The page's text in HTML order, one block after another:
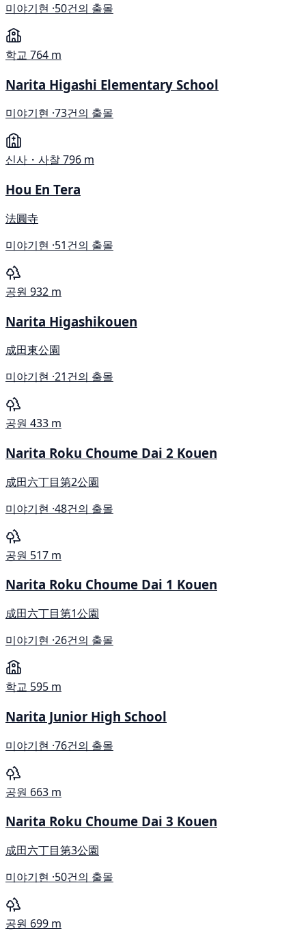
미야기현 ·50건의 출몰
학교 764 m
Narita Higashi Elementary School
미야기현 ·73건의 출몰
신사・사찰796 m
Hou En Tera
法圓寺
미야기현 ·51건의 출몰
공원 932 m
Narita Higashikouen
成田東公園
미야기현 ·21건의 출몰
공원 433 m
Narita Roku Choume Dai 2 Kouen
成田六丁目第2公園
미야기현 ·48건의 출몰
공원 517 m
Narita Roku Choume Dai 1 Kouen
成田六丁目第1公園
미야기현 ·26건의 출몰
학교 595 m
Narita Junior High School
미야기현 ·76건의 출몰
공원 663 m
Narita Roku Choume Dai 3 Kouen
成田六丁目第3公園
미야기현 ·50건의 출몰
공원 699 m